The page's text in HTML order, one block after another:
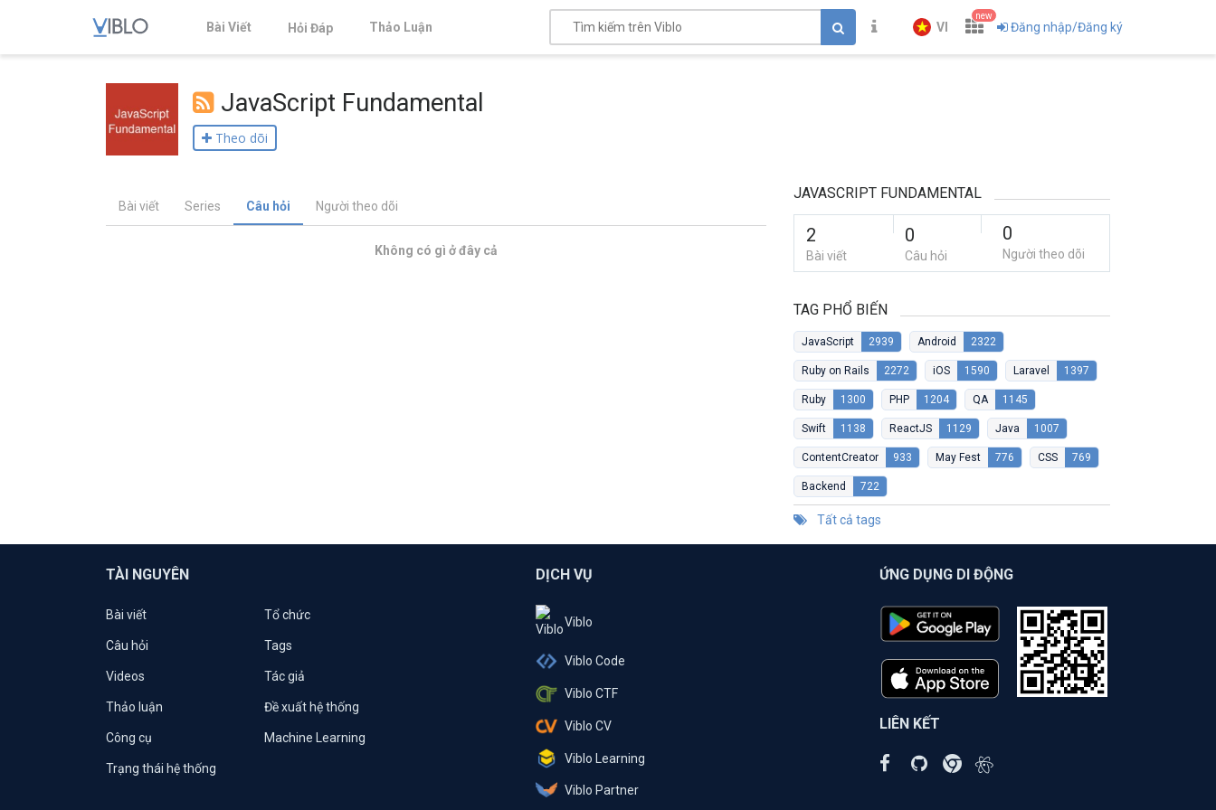
Bài Viết Hỏi Đáp Thảo Luận VI
new
Đăng nhập/Đăng ký
JavaScript Fundamental
Theo dõi
Bài viết Series Câu hỏi Người theo dõi
Không có gì ở đây cả
JAVASCRIPT FUNDAMENTAL
2
Bài viết
0
Câu hỏi
0
Người theo dõi
TAG PHỔ BIẾN
JavaScript 2939 Android 2322
Ruby on Rails 2272 iOS 1590 Laravel 1397
Ruby 1300 PHP 1204 QA 1145
Swift 1138 ReactJS 1129 Java 1007
ContentCreator 933 May Fest 776 CSS 769
Backend 722
Tất cả tags
TÀI NGUYÊN
Bài viết Tổ chức
Câu hỏi Tags
Videos Tác giả
Thảo luận Đề xuất hệ thống
Công cụ Machine Learning
Trạng thái hệ thống
DỊCH VỤ
Viblo
Viblo Code
Viblo CTF
Viblo CV
Viblo Learning
Viblo Partner
ỨNG DỤNG DI ĐỘNG
LIÊN KẾT